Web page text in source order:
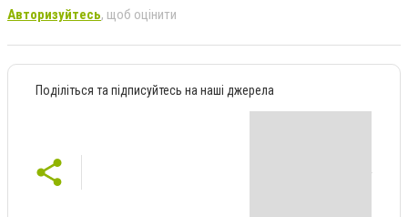
Авторизуйтесь, щоб оцінити
Поділіться та підписуйтесь на наші джерела